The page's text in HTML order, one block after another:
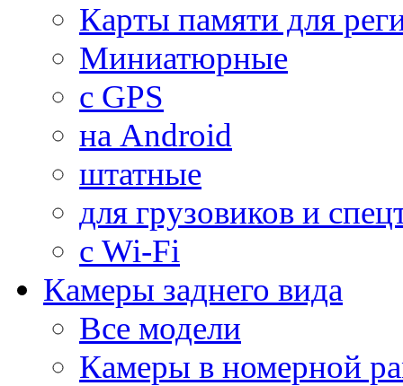
Карты памяти для
Миниатюрные
с GPS
на Android
штатные
для грузовиков и
с Wi-Fi
Камеры заднего вида
Все модели
Камеры в номерной